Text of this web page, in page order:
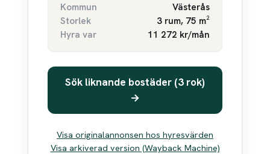
Kommun
Västerås
Storlek
3 rum, 75 m²
Hyra var
11 272 kr/mån
Sök liknande bostäder (3 rok)
→
Visa originalannonsen hos hyresvärden
Visa arkiverad version (Wayback Machine)